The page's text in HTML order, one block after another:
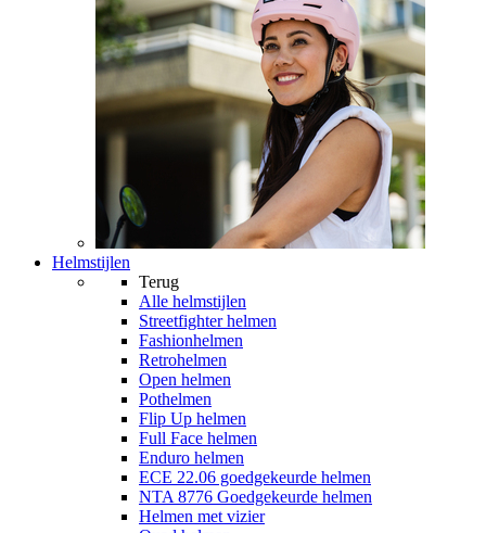
Helmstijlen
Terug
Alle helmstijlen
Streetfighter helmen
Fashionhelmen
Retrohelmen
Open helmen
Pothelmen
Flip Up helmen
Full Face helmen
Enduro helmen
ECE 22.06 goedgekeurde helmen
NTA 8776 Goedgekeurde helmen
Helmen met vizier